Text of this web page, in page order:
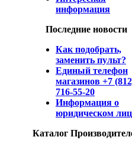
информация
Последние новости
Как подобрать,
заменить пульт?
Единый телефон
магазинов +7
716-55-20
Информация о
юридическом
Каталог